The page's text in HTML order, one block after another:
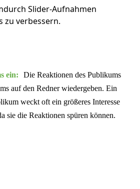
Slider-Aufnahmen
zu verbessern.
ein:
Die Reaktionen des Publikums
auf den Redner wiedergeben. Ein
weckt oft ein größeres Interesse
sie die Reaktionen spüren können.